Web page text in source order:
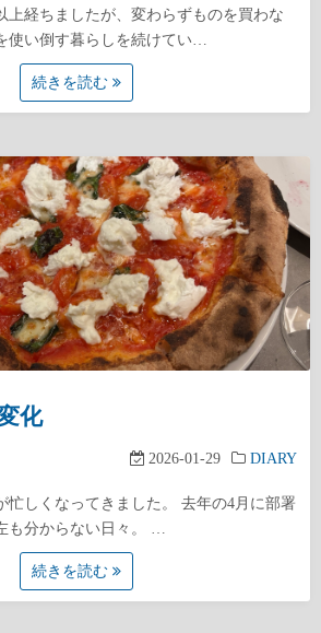
上経ちましたが、変わらずものを買わな
使い倒す暮らしを続けてい…
続きを読む
化
2026-01-29 DIARY
忙しくなってきました。 去年の4月に部署
も分からない日々。 …
続きを読む